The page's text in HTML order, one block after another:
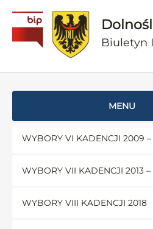
Biuletyn
MENU
WYBORY VI KADENCJI 2009 –
WYBORY VII KADENCJI 2013 –
WYBORY VIII KADENCJI 2018